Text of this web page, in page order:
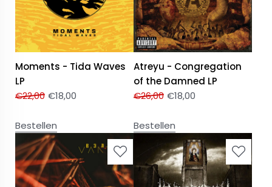
Moments - Tida Waves
LP
€22,00 €18,00
Bestellen
Atreyu - Congregation
of the Damned LP
€26,00 €18,00
Bestellen